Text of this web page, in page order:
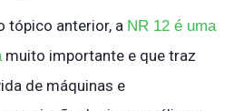
tópico anterior, a NR 12 é uma
muito importante e que traz
de máquinas e